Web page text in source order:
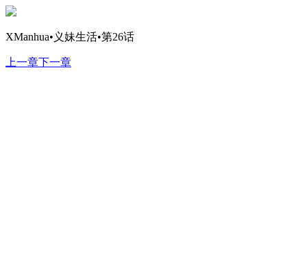
XManhua•义妹生活•第26话
上一章下一章